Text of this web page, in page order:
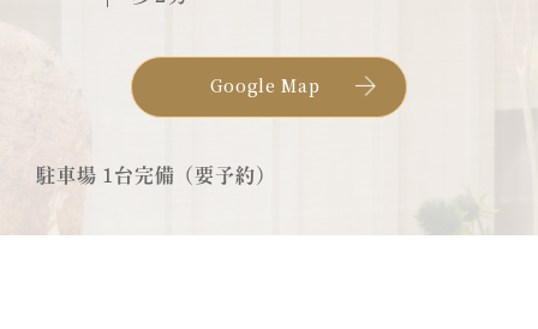
Google Map
駐車場 1台完備（要予約）